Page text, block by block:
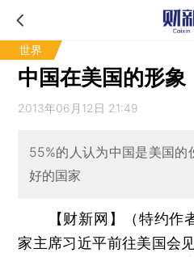
世界
中国在美国的形象
2013年06月12日 21:49
55%的人认为中国是美国的
好的国家
【财新网】（特约作
家主席习近平前往美国会